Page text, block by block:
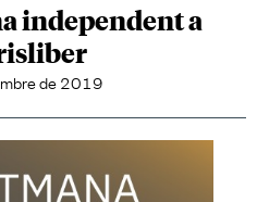
independent a
de 2019